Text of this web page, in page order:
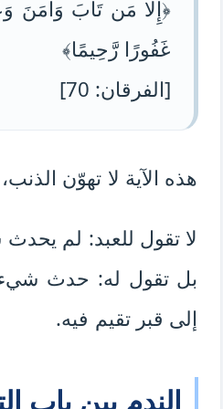
﴿إِلَّا مَن تَابَ وَآمَنَ
غَفُورًا رَّحِيمًا﴾
[الفرقان: 70]
هذه الآية لا تهوّن
لا تقول للعبد: لم
بل تقول له: حدث شيء،
إلى قبر تقيم فيه.
الندم بين باب